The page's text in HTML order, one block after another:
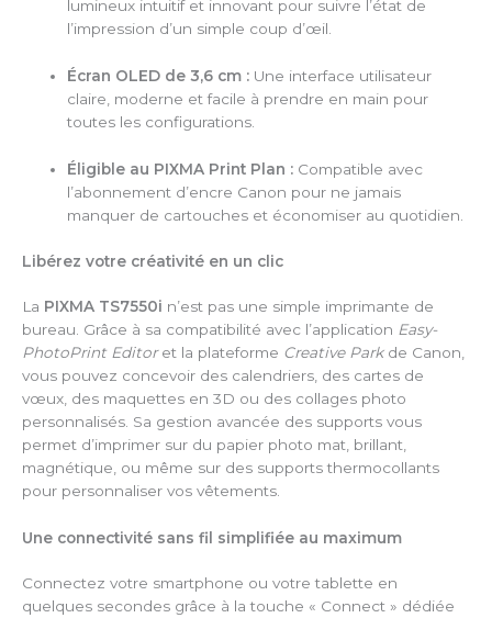
lumineux intuitif et innovant pour suivre l’état de
l’impression d’un simple coup d’œil.
Écran OLED de 3,6 cm : Une interface utilisateur
claire, moderne et facile à prendre en main pour
toutes les configurations.
Éligible au PIXMA Print Plan : Compatible avec
l’abonnement d’encre Canon pour ne jamais
manquer de cartouches et économiser au quotidien.
Libérez votre créativité en un clic
La PIXMA TS7550i n’est pas une simple imprimante de
bureau. Grâce à sa compatibilité avec l’application Easy-
PhotoPrint Editoret la plateforme Creative Parkde Canon,
vous pouvez concevoir des calendriers, des cartes de
vœux, des maquettes en 3D ou des collages photo
personnalisés. Sa gestion avancée des supports vous
permet d’imprimer sur du papier photo mat, brillant,
magnétique, ou même sur des supports thermocollants
pour personnaliser vos vêtements.
Une connectivité sans fil simplifiée au maximum
Connectez votre smartphone ou votre tablette en
quelques secondes grâce à la touche « Connect » dédiée